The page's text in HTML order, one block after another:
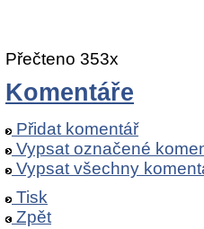
Přečteno 353x
Komentáře
Přidat komentář
Vypsat označené
Vypsat všechny
Tisk
Zpět